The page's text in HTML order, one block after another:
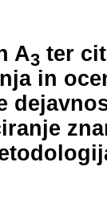
A3 ter
in